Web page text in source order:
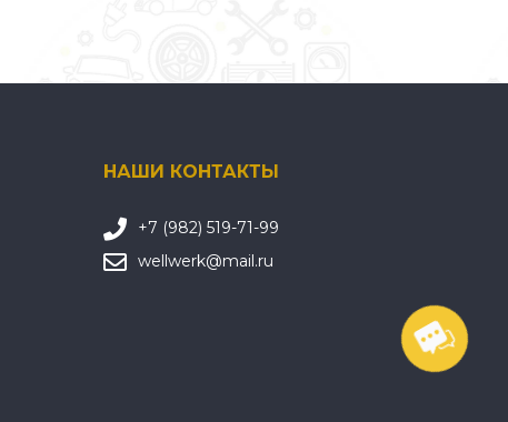
НАШИ КОНТАКТЫ
+7 (982) 519-71-99
wellwerk@mail.ru